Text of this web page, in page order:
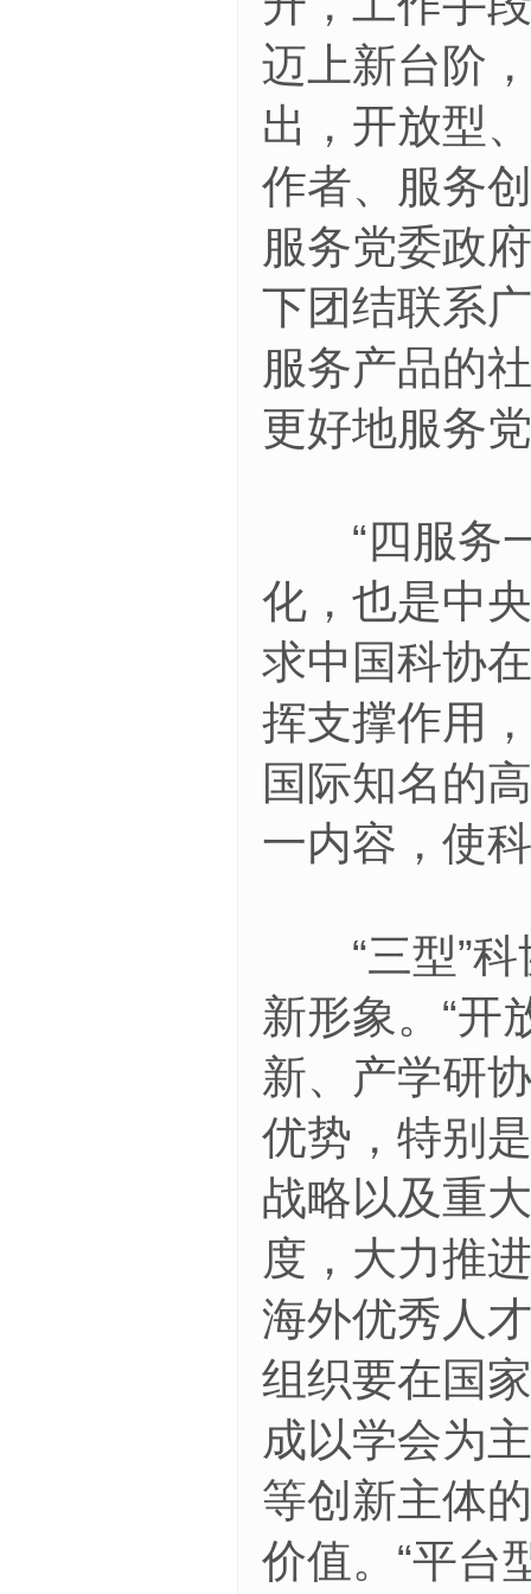
迈上新台阶
出，开放型
作者、服务
服务党委政
下团结联系
服务产品的
更好地服务
“四服务一
化，也是中
求中国科协
挥支撑作用
国际知名的
一内容，使
“三型”科
新形象。“开
新、产学研
优势，特别
战略以及重
度，大力推
海外优秀人
组织要在国
成以学会为
等创新主体
价值。“平台